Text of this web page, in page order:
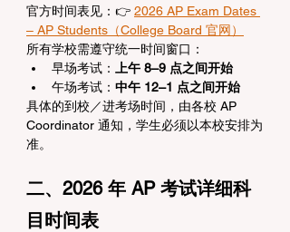
官方时间表见：👉 2026 AP Exam Dates
– AP Students（College Board 官网）
所有学校需遵守统一时间窗口：
早场考试：
上午 8–9 点之间开始
午场考试： 中午 12–1 点之间开始
具体的到校／进考场时间，由各校 AP
Coordinator 通知，学生必须以本校安排为
准。
二、2026 年 AP 考试详细科
目时间表